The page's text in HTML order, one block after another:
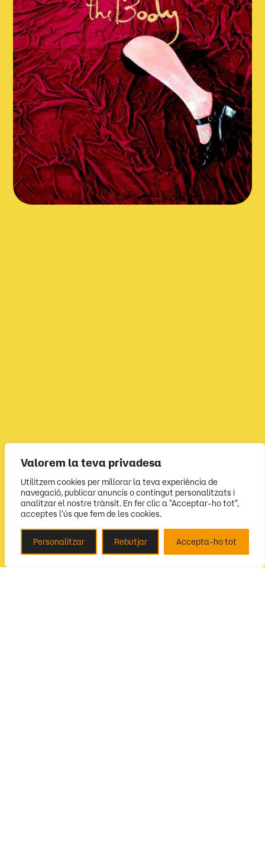
Valorem la teva privadesa
Utilitzem cookies per millorar la teva experiència de
navegació, publicar anuncis o contingut personalitzats i
analitzar el nostre trànsit. En fer clic a "Acceptar-ho tot",
acceptes l'ús que fem de les cookies.
Personalitzar Rebutjar Accepta-ho tot